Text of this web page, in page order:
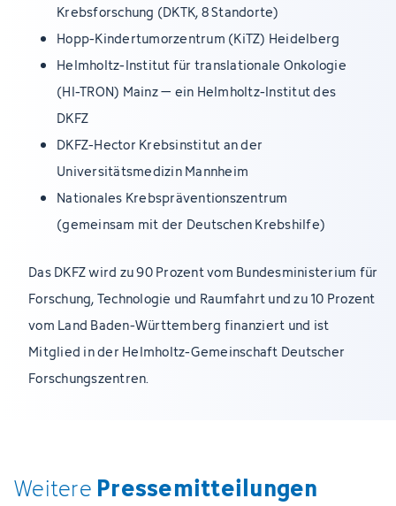
Krebsforschung (DKTK, 8 Standorte)
Hopp-Kindertumorzentrum (KiTZ) Heidelberg
Helmholtz-Institut für translationale Onkologie
(HI-TRON) Mainz – ein Helmholtz-Institut des
DKFZ
DKFZ-Hector Krebsinstitut an der
Universitätsmedizin Mannheim
Nationales Krebspräventionszentrum
(gemeinsam mit der Deutschen Krebshilfe)
Das DKFZ wird zu 90 Prozent vom Bundesministerium für
Forschung, Technologie und Raumfahrt und zu 10 Prozent
vom Land Baden-Württemberg finanziert und ist
Mitglied in der Helmholtz-Gemeinschaft Deutscher
Forschungszentren.
Weitere Pressemitteilungen